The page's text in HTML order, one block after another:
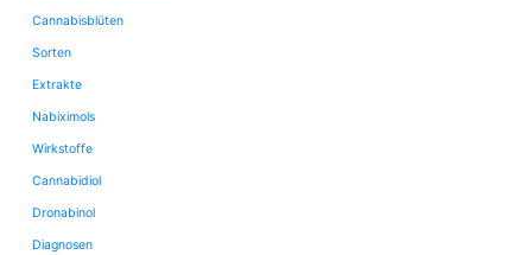
Cannabisblüten
Sorten
Extrakte
Nabiximols
Wirkstoffe
Cannabidiol
Dronabinol
Diagnosen